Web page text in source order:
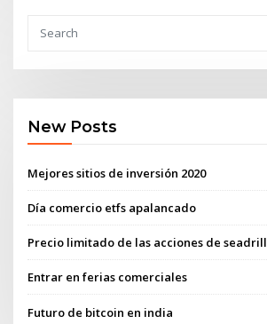
New Posts
Mejores sitios de inversión 2020
Día comercio etfs apalancado
Precio limitado de las acciones de seadrill
Entrar en ferias comerciales
Futuro de bitcoin en india